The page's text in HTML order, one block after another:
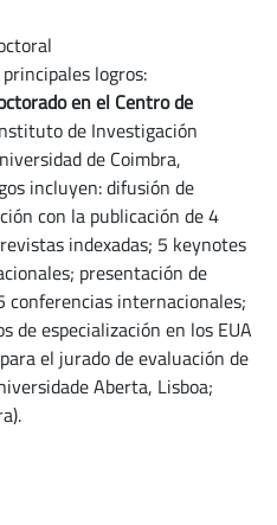
logros:
en el Centro de
de Investigación
de Coimbra,
incluyen: difusión de
con la publicación de 4
indexadas; 5 keynotes
presentación de
internacionales;
de especialización en los EUA
el jurado de evaluación de
Aberta, Lisboa;